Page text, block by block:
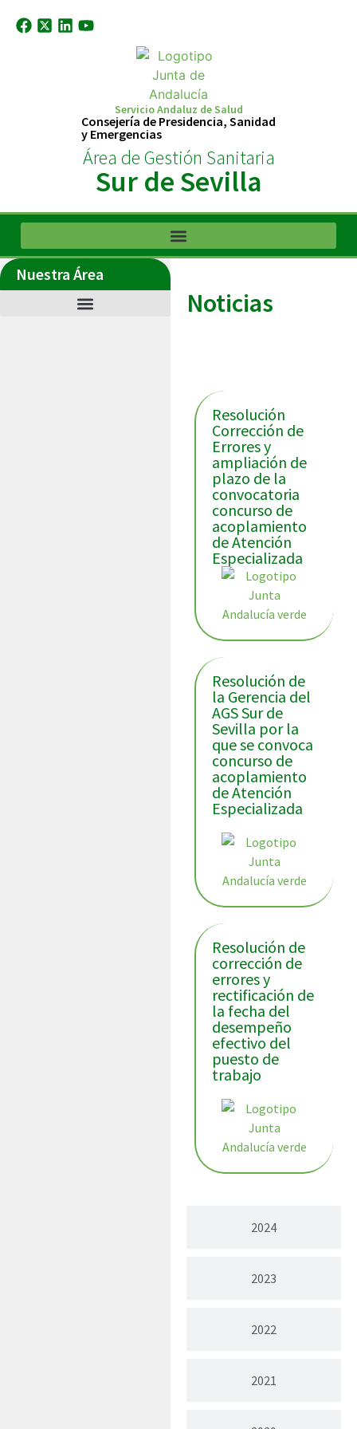
Servicio Andaluz de Salud
Consejería de Presidencia, Sanidad
y Emergencias
Área de Gestión Sanitaria
Sur de Sevilla
Nuestra Área
Noticias
2024
2023
2022
2021
Resolución
Corrección de
Errores y
ampliación de
plazo de la
convocatoria
concurso de
acoplamiento
de Atención
Especializada
Resolución de
la Gerencia del
AGS Sur de
Sevilla por la
que se convoca
concurso de
acoplamiento
de Atención
Especializada
Resolución de
corrección de
errores y
rectificación de
la fecha del
desempeño
efectivo del
puesto de
trabajo